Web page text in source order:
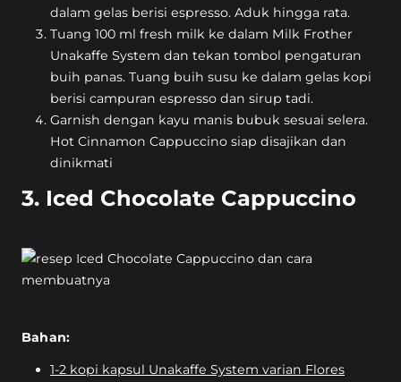
dalam gelas berisi espresso. Aduk hingga rata.
Tuang 100 ml fresh milk ke dalam Milk Frother
Unakaffe System dan tekan tombol pengaturan
buih panas. Tuang buih susu ke dalam gelas kopi
berisi campuran espresso dan sirup tadi.
Garnish dengan kayu manis bubuk sesuai selera.
Hot Cinnamon Cappuccino siap disajikan dan
dinikmati
3. Iced Chocolate Cappuccino
Bahan:
1-2 kopi kapsul Unakaffe System varian Flores